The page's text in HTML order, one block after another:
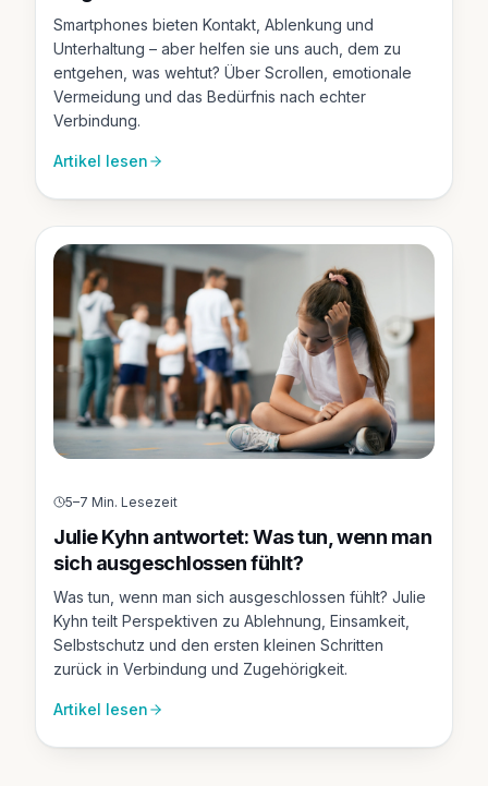
Smartphones bieten Kontakt, Ablenkung und
Unterhaltung – aber helfen sie uns auch, dem zu
entgehen, was wehtut? Über Scrollen, emotionale
Vermeidung und das Bedürfnis nach echter
Verbindung.
Artikel lesen
5–7 Min. Lesezeit
Julie Kyhn antwortet: Was tun, wenn man
sich ausgeschlossen fühlt?
Was tun, wenn man sich ausgeschlossen fühlt? Julie
Kyhn teilt Perspektiven zu Ablehnung, Einsamkeit,
Selbstschutz und den ersten kleinen Schritten
zurück in Verbindung und Zugehörigkeit.
Artikel lesen